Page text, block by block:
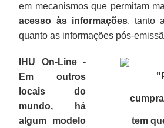
em mecanismos que permitam
acesso às informações, tanto
quanto as informações pós-
tem
IHU On-Line -
Em outros
locais do
mundo, há
algum modelo